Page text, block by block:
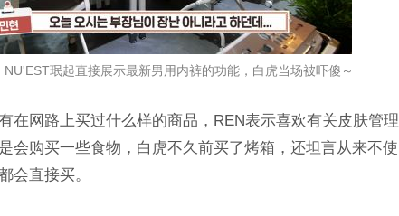
NU'EST珉起直接展示最新男用内裤的功能，白虎当场被吓傻～
在网路上买过什么样的商品，REN表示喜欢有关皮肤管理
会购买一些食物，白虎不久前买了烤箱，还坦言从来不使
会直接买。